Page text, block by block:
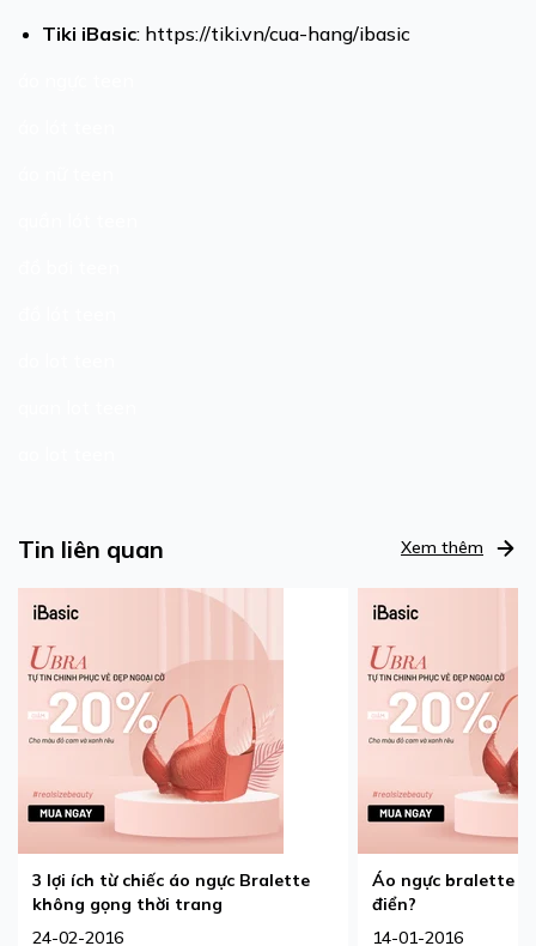
Tiki iBasic: https://tiki.vn/cua-hang/ibasic
Tin liên quan Xem thêm
3 lợi ích từ chiếc áo ngực Bralette
không gọng thời trang
24-02-2016
Áo ngực bralette -
điển?
14-01-2016